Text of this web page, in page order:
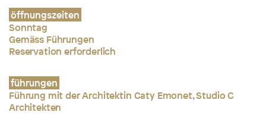
öffnungszeiten
Sonntag
Gemäss Führungen
Reservation erforderlich
führungen
Führung mit der Architektin Caty Emonet, Studio C
Architekten